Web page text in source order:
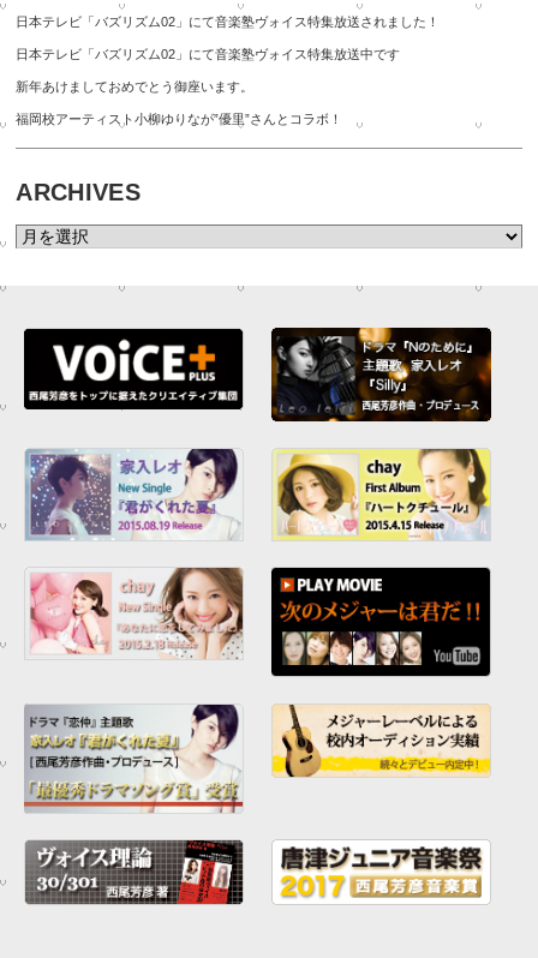
日本テレビ「バズリズム02」にて音楽塾ヴォイス特集放送されました！
日本テレビ「バズリズム02」にて音楽塾ヴォイス特集放送中です
新年あけましておめでとう御座います。
福岡校アーティスト小柳ゆりなが”優里”さんとコラボ！
ARCHIVES